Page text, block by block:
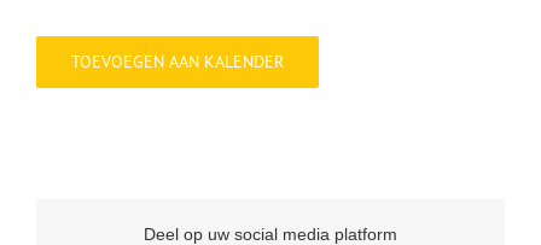
TOEVOEGEN AAN KALENDER
Deel op uw social media platform